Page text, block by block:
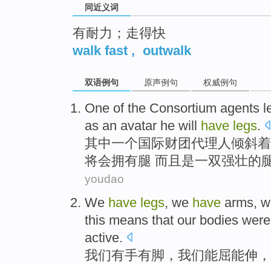
同近义词
有耐力；走得快
walk fast , outwalk
双语例句 原声例句 权威例句
One of the Consortium agents
as an avatar he will have legs.
其中一个国际财团代理人 倾斜着
将会拥有腿 而且是一双强壮的
youdao
We have legs, we have arms,
this means that our bodies were
active.
我们有手有脚 ，我们能屈能伸 ，